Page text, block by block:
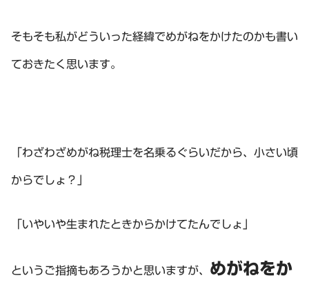
そもそも私がどういった経緯でめがねをかけたのかも書い
ておきたく思います。
「わざわざめがね税理士を名乗るぐらいだから、小さい頃
からでしょ？」
「いやいや生まれたときからかけてたんでしょ」
というご指摘もあろうかと思いますが、 めがねをか